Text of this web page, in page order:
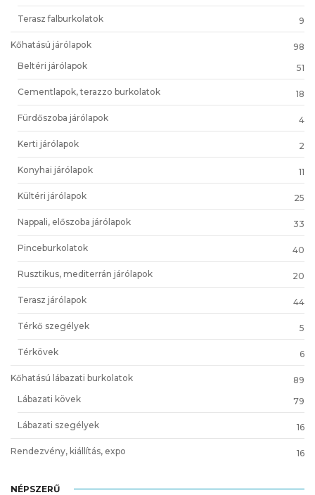
Terasz falburkolatok 9
Kőhatású járólapok
98
Beltéri járólapok
51
Cementlapok, terazzo burkolatok 18
Fürdőszoba járólapok 4
Kerti járólapok 2
Konyhai járólapok 11
Kültéri járólapok 25
Nappali, előszoba járólapok 33
Pinceburkolatok 40
Rusztikus, mediterrán járólapok 20
Terasz járólapok 44
Térkő szegélyek 5
Térkövek 6
Kőhatású lábazati burkolatok
89
Lábazati kövek
79
Lábazati szegélyek 16
Rendezvény, kiállítás, expo 16
NÉPSZERŰ